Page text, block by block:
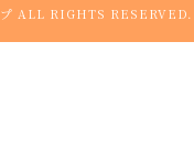
プ ALL RIGHTS RESERVED.